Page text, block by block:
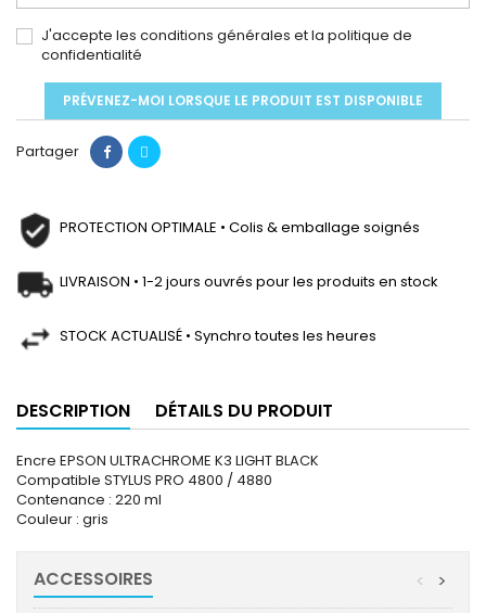
J'accepte les conditions générales et la politique de
confidentialité
PRÉVENEZ-MOI LORSQUE LE PRODUIT EST DISPONIBLE
Partager
PROTECTION OPTIMALE • Colis & emballage soignés
LIVRAISON • 1-2 jours ouvrés pour les produits en stock
STOCK ACTUALISÉ • Synchro toutes les heures
DESCRIPTION DÉTAILS DU PRODUIT
Encre EPSON ULTRACHROME K3 LIGHT BLACK
Compatible STYLUS PRO 4800 / 4880
Contenance : 220 ml
Couleur : gris
ACCESSOIRES >
<